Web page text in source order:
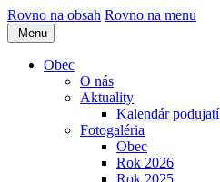
Rovno na obsah Rovno na menu
Menu
Obec
O nás
Aktuality
Kalendár podujatí
Fotogaléria
Obec
Rok 2026
Rok 2025